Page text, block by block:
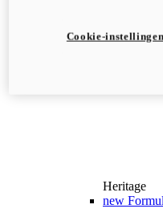
Heritage
new
Cookie-instellingen